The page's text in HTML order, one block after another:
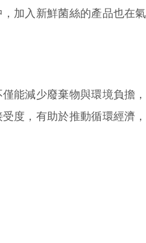
加入新鮮菌絲的產品也在氣
減少廢棄物與環境負擔，
度，有助於推動循環經濟，